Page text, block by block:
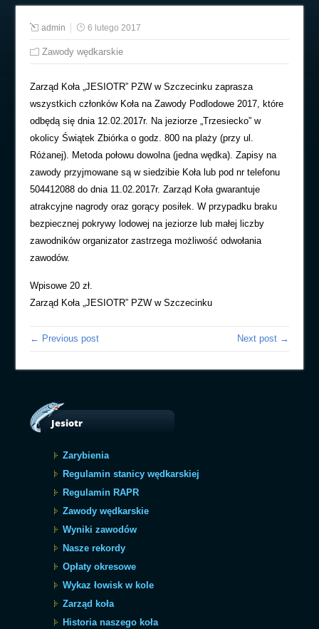
admin 6 lutego 2017
Zawody wędkarskie
Zarząd Koła „JESIOTR” PZW w Szczecinku zaprasza
wszystkich członków Koła na Zawody Podlodowe 2017, które
odbędą się dnia 12.02.2017r. Na jeziorze „Trzesiecko” w
okolicy Świątek Zbiórka o godz. 800 na plaży (przy ul.
Różanej). Metoda połowu dowolna (jedna wędka). Zapisy na
zawody przyjmowane są w siedzibie Koła lub pod nr telefonu
504412088 do dnia 11.02.2017r. Zarząd Koła gwarantuje
atrakcyjne nagrody oraz gorący posiłek. W przypadku braku
bezpiecznej pokrywy lodowej na jeziorze lub małej liczby
zawodników organizator zastrzega możliwość odwołania
zawodów.
Wpisowe 20 zł.
Zarząd Koła „JESIOTR” PZW w Szczecinku
← Previous post Next post →
Jesiotr
Zarybienia
Regulamin stanicy wędkarskiej
Regulamin RAPR
Zawody wędkarskie
Wyniki zawodów
Nasze rekordy
Opłaty okresowe
Wykaz łowisk w kole
Zarząd koła
Historia naszego koła